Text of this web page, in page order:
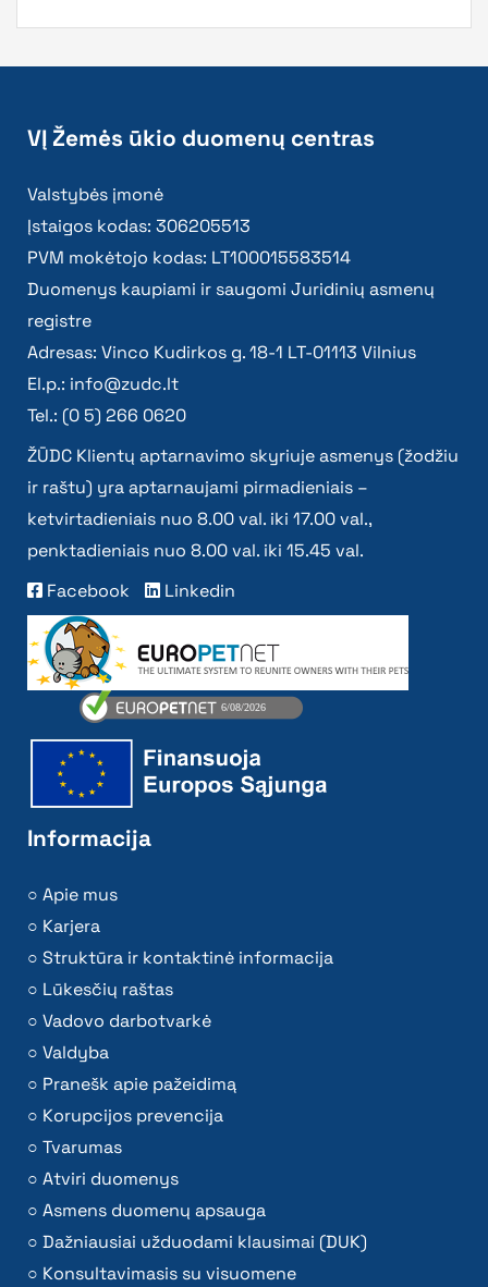
VĮ Žemės ūkio duomenų centras
Valstybės įmonė
Įstaigos kodas: 306205513
PVM mokėtojo kodas: LT100015583514
Duomenys kaupiami ir saugomi Juridinių asmenų
registre
Adresas: Vinco Kudirkos g. 18-1 LT-01113 Vilnius
El.p.: info@zudc.lt
Tel.: (0 5) 266 0620
ŽŪDC Klientų aptarnavimo skyriuje asmenys (žodžiu
ir raštu) yra aptarnaujami pirmadieniais –
ketvirtadieniais nuo 8.00 val. iki 17.00 val.,
penktadieniais nuo 8.00 val. iki 15.45 val.
Facebook
Linkedin
Informacija
Apie mus
Karjera
Struktūra ir kontaktinė informacija
Lūkesčių raštas
Vadovo darbotvarkė
Valdyba
Pranešk apie pažeidimą
Korupcijos prevencija
Tvarumas
Atviri duomenys
Asmens duomenų apsauga
Dažniausiai užduodami klausimai (DUK)
Konsultavimasis su visuomene